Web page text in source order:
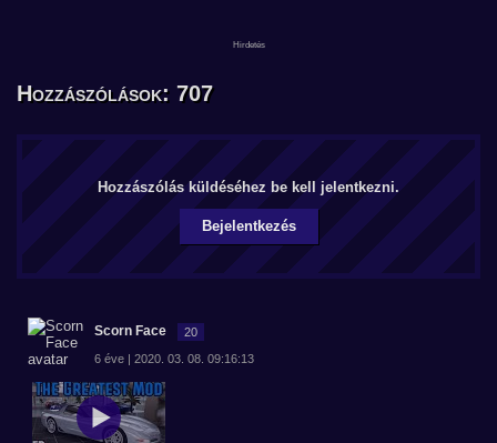
Hozzászólások: 707
Hozzászólás küldéséhez be kell jelentkezni.
Bejelentkezés
Scorn Face 20
6 éve | 2020. 03. 08. 09:16:13